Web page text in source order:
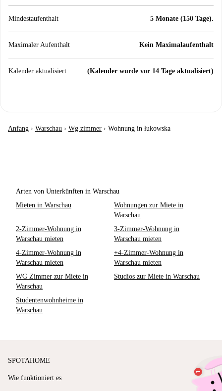
Mindestaufenthalt 5 Monate (150 Tage).
Maximaler Aufenthalt Kein Maximalaufenthalt
Kalender aktualisiert (Kalender wurde vor 14 Tage aktualisiert)
Anfang › Warschau › Wg zimmer › Wohnung in łukowska
Arten von Unterkünften in Warschau
Mieten in Warschau
Wohnungen zur Miete in
Warschau
2-Zimmer-Wohnung in
Warschau mieten
3-Zimmer-Wohnung in
Warschau mieten
4-Zimmer-Wohnung in
Warschau mieten
+4-Zimmer-Wohnung in
Warschau mieten
WG Zimmer zur Miete in
Warschau
Studios zur Miete in Warschau
Studentenwohnheime in
Warschau
SPOTAHOME
Wie funktioniert es